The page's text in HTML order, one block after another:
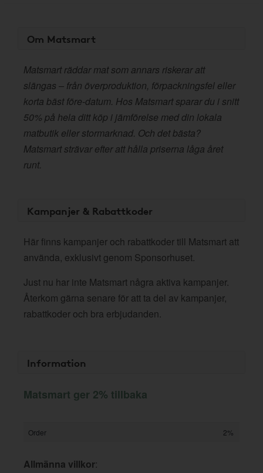
Om Matsmart
Matsmart räddar mat som annars riskerar att
slängas – från överproduktion, förpackningsfel eller
korta bäst före-datum. Hos Matsmart sparar du i snitt
50% på hela ditt köp i jämförelse med din lokala
matbutik eller stormarknad. Och det bästa?
Matsmart strävar efter att hålla priserna låga året
runt.
Kampanjer & Rabattkoder
Här finns kampanjer och rabattkoder till Matsmart att
använda, exklusivt genom Sponsorhuset.
Just nu har inte Matsmart några aktiva kampanjer.
Återkom gärna senare för att ta del av kampanjer,
rabattkoder och bra erbjudanden.
Information
Matsmart ger 2% tillbaka
Order 2%
Allmänna villkor: